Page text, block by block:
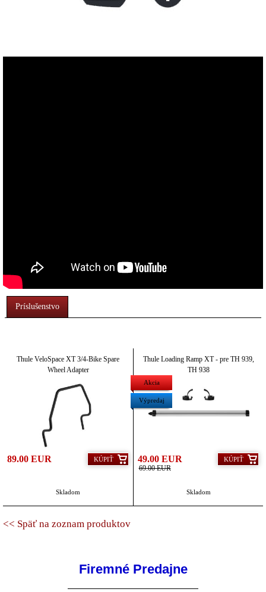
Príslušenstvo
Thule VeloSpace XT 3/4-Bike Spare
Wheel Adapter
89.00 EUR KÚPIŤ
Skladom
Akcia
Výpredaj
Thule Loading Ramp XT - pre TH 939,
TH 938
49.00 EUR
69.00 EUR
KÚPIŤ
Skladom
<< Späť na zoznam produktov
Firemné Predajne